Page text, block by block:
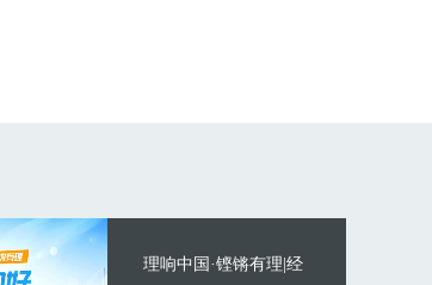
理响中国·铿锵有理|经